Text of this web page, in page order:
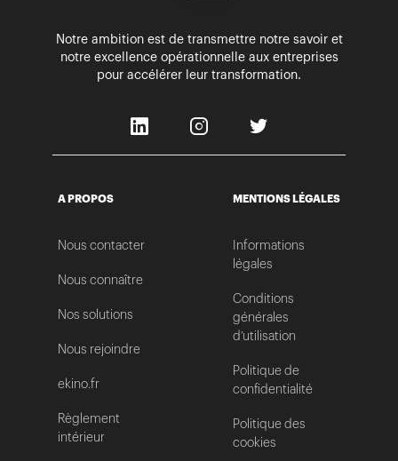
Notre ambition est de transmettre notre savoir et
notre excellence opérationnelle aux entreprises
pour accélérer leur transformation.
A PROPOS
Nous contacter
Nous connaître
Nos solutions
Nous rejoindre
ekino.fr
Règlement
intérieur
MENTIONS LÉGALES
Informations
légales
Conditions
générales
d’utilisation
Politique de
confidentialité
Politique des
cookies